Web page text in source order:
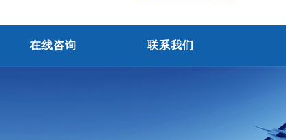
在线咨询 联系我们